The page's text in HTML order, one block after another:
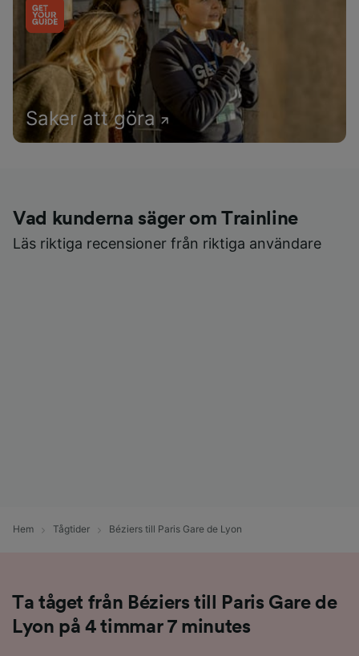
Saker att göra
Vad kunderna säger om Trainline
Läs riktiga recensioner från riktiga användare
Hem Tågtider Béziers till Paris Gare de Lyon
Ta tåget från Béziers till Paris Gare de
Lyon på 4 timmar 7 minutes